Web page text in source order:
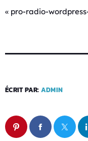
u
« pro-radio-
ÉCRIT PAR: ADMIN